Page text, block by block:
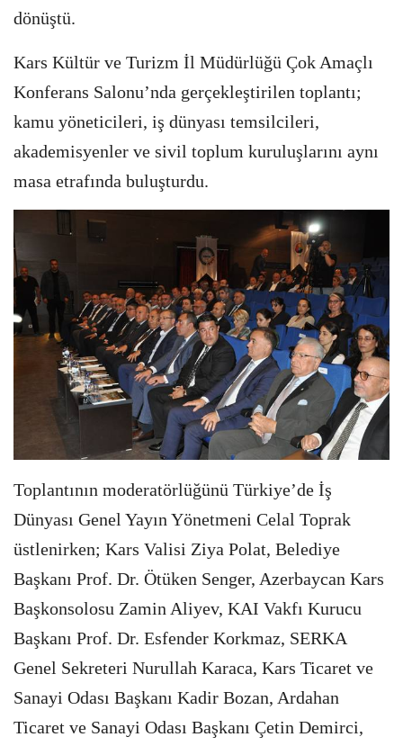
dönüştü.
Kars Kültür ve Turizm İl Müdürlüğü Çok Amaçlı
Konferans Salonu’nda gerçekleştirilen toplantı;
kamu yöneticileri, iş dünyası temsilcileri,
akademisyenler ve sivil toplum kuruluşlarını aynı
masa etrafında buluşturdu.
Toplantının moderatörlüğünü Türkiye’de İş
Dünyası Genel Yayın Yönetmeni Celal Toprak
üstlenirken; Kars Valisi Ziya Polat, Belediye
Başkanı Prof. Dr. Ötüken Senger, Azerbaycan Kars
Başkonsolosu Zamin Aliyev, KAI Vakfı Kurucu
Başkanı Prof. Dr. Esfender Korkmaz, SERKA
Genel Sekreteri Nurullah Karaca, Kars Ticaret ve
Sanayi Odası Başkanı Kadir Bozan, Ardahan
Ticaret ve Sanayi Odası Başkanı Çetin Demirci,